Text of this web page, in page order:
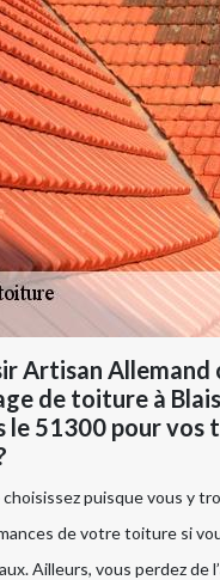
Artisan Allemand
de toiture à
le 51300 pour vos
choisissez puisque vous y
de votre toiture si
Ailleurs, vous perdez de